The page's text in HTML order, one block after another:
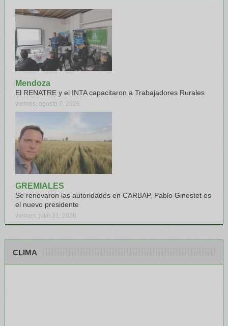
Mendoza
El RENATRE y el INTA capacitaron a Trabajadores Rurales
viernes, agosto 7, 2026
GREMIALES
Se renovaron las autoridades en CARBAP, Pablo Ginestet es
el nuevo presidente
viernes, julio 31, 2026
CLIMA